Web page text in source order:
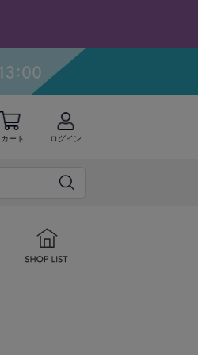
カート ログイン